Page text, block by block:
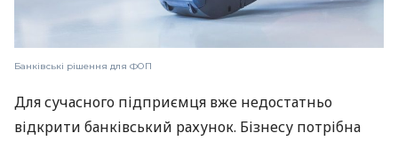
Банківські рішення для ФОП
Для сучасного підприємця вже недостатньо
відкрити банківський рахунок. Бізнесу потрібна